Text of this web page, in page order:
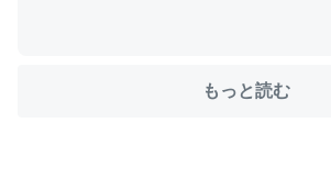
もっと読む